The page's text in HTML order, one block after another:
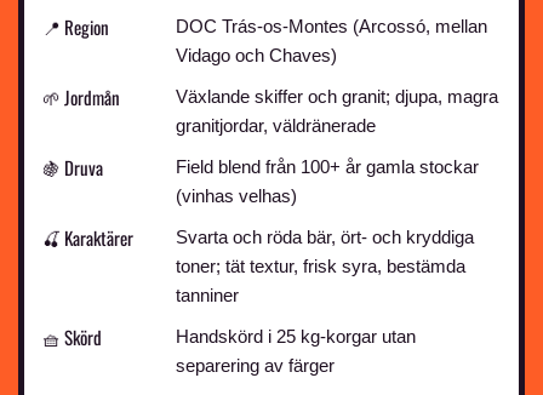
📍 Region
DOC Trás-os-Montes (Arcossó, mellan
Vidago och Chaves)
🌱 Jordmån
Växlande skiffer och granit; djupa, magra
granitjordar, väldränerade
🍇 Druva
Field blend från 100+ år gamla stockar
(vinhas velhas)
🍒 Karaktärer
Svarta och röda bär, ört- och kryddiga
toner; tät textur, frisk syra, bestämda
tanniner
🧺 Skörd
Handskörd i 25 kg-korgar utan
separering av färger